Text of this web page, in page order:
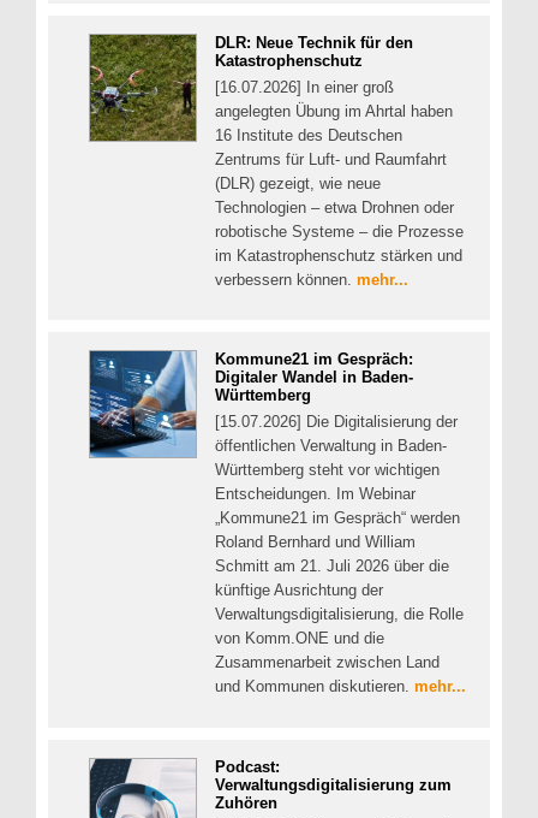
DLR: Neue Technik für den
Katastrophenschutz
[16.07.2026] In einer groß
angelegten Übung im Ahrtal haben
16 Institute des Deutschen
Zentrums für Luft- und Raumfahrt
(DLR) gezeigt, wie neue
Technologien – etwa Drohnen oder
robotische Systeme – die Prozesse
im Katastrophenschutz stärken und
verbessern können. mehr...
Kommune21 im Gespräch:
Digitaler Wandel in Baden-
Württemberg
[15.07.2026] Die Digitalisierung der
öffentlichen Verwaltung in Baden-
Württemberg steht vor wichtigen
Entscheidungen. Im Webinar
„Kommune21 im Gespräch“ werden
Roland Bernhard und William
Schmitt am 21. Juli 2026 über die
künftige Ausrichtung der
Verwaltungsdigitalisierung, die Rolle
von Komm.ONE und die
Zusammenarbeit zwischen Land
und Kommunen diskutieren. mehr...
Podcast:
Verwaltungsdigitalisierung zum
Zuhören